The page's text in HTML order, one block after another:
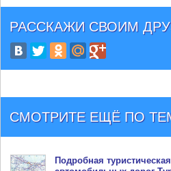
РАССКАЖИ СВОИМ
СМОТРИТЕ ЕЩЁ ПО
Подробная туристическая